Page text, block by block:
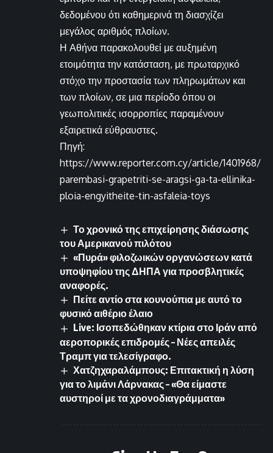
δεδομένου ότι καθημερινά τη διασχίζει
μεγάλος αριθμός πλοίων.
Η Αθήνα παρακολουθεί με αυξημένη
ετοιμότητα την κατάσταση, με πρωταρχικό
στόχο την προστασία των πληρωμάτων και
των πλοίων, σε μια περίοδο όπου οι
γεωπολιτικές ισορροπίες παραμένουν
εξαιρετικά εύθραυστες.
Πηγή:
https://www.reporter.com.cy/article/1401968/
parembasi-grapetriti-se-aragsi-ga-ta-ellinika-
ploia-engyitheite-tin-asfaleia-toys
Το χρονικό της επιχείρησης διάσωσης
του Αμερικανού πιλότου
«Πυρά» φιλοζωικών οργανώσεων κατά
υποψηφίου της ΔΗΠΑ για προσβλητικές
αναφορές.
Πείτε αντίο στα κουνούπια με αυτό το
φυσικό αιθέριο έλαιο
Live: Ισοπεδώθηκαν κτίρια στο Ιράν από
αεροπορικές επιδρομές – Νέες απειλές
Τραμπ για τελεσίγραφο.
Χατζηχαραλάμπους: Επιτακτική η λύση
για το λιμάνι Λάρνακας – «Θα είμαστε
αυστηροί με τα χρονοδιαγράμματα»